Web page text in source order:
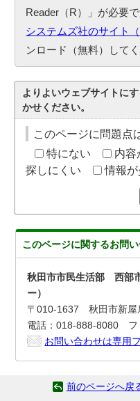
Reader（R）」が必要
システムズ社のサイト
ンロード（無料）してく
よりよいウェブサイトに
かせください。
このページに問題点
特にない
内容
探しにくい
情報
このページに関するお問
秋田市市民生活部 西部
ー）
〒010-1637 秋田市新屋
電話：018-888-8080 フ
お問い合わせは専用
前のページへ戻